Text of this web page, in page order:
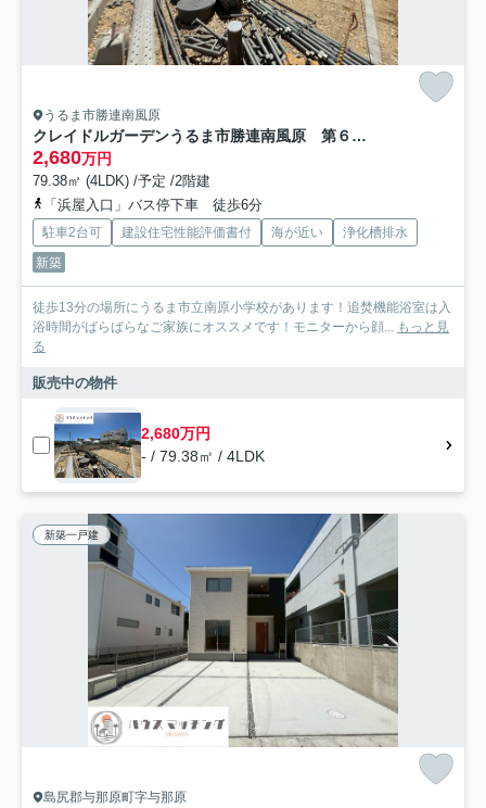
うるま市勝連南風原
クレイドルガーデンうるま市勝連南風原 第６・２号棟
2,680万円
79.38㎡ (4LDK) /予定 /2階建
「浜屋入口」バス停下車 徒歩6分
駐車2台可 建設住宅性能評価書付 海が近い
浄化槽排水
新築
徒歩13分の場所にうるま市立南原小学校があります！追焚機能浴室は入
浴時間がばらばらなご家族にオススメです！モニターから顔... もっと見
る
販売中の物件
2,680万円
- / 79.38㎡ / 4LDK
新築一戸建
島尻郡与那原町字与那原